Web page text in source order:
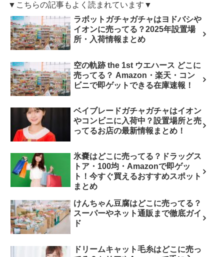
▼こちらの記事もよく読まれています▼
ラボットガチャガチャはヨドバシや
イオンに売ってる？2025年設置場
所・入荷情報まとめ
空の軌跡 the 1st ウエハース どこに
売ってる？ Amazon・楽天・コン
ビニで即ゲットできる在庫速報！
ベイブレードガチャガチャはイオン
やコンビニに入荷中？設置場所と売
ってるお店の最新情報まとめ！
氷嚢はどこに売ってる？ドラッグス
トア・100均・Amazonで即ゲッ
ト！今すぐ買えるおすすめスポット
まとめ
けんちゃん豆腐はどこに売ってる？
スーパーやネット通販まで徹底ガイ
ド
ドリームキャット毛糸はどこに売っ